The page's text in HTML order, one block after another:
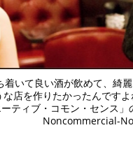
着いて良い酒が飲めて、綺
な店を作りたかったんです
ーティブ・コモン・センス
Noncommercial-